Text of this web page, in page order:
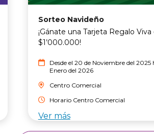
Sorteo Navideño
¡Gánate una Tarjeta Regalo Viva
$1’000.000!
Desde el 20 de Noviembre del 2025
Enero del 2026
Centro Comercial
Horario Centro Comercial
Ver más